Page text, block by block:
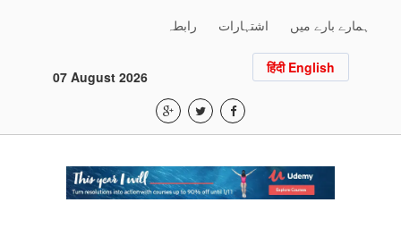
ہمارے بارے میں اشتہارات رابطہ
07 August 2026
हिंदी English